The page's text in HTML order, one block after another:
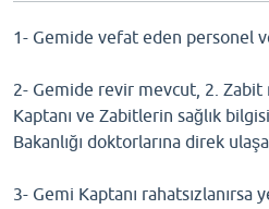
1- Gemide vefat eden personel
2- Gemide revir mevcut, 2.
Kaptanı ve Zabitlerin sağlık
Bakanlığı doktorlarına direk
3- Gemi Kaptanı